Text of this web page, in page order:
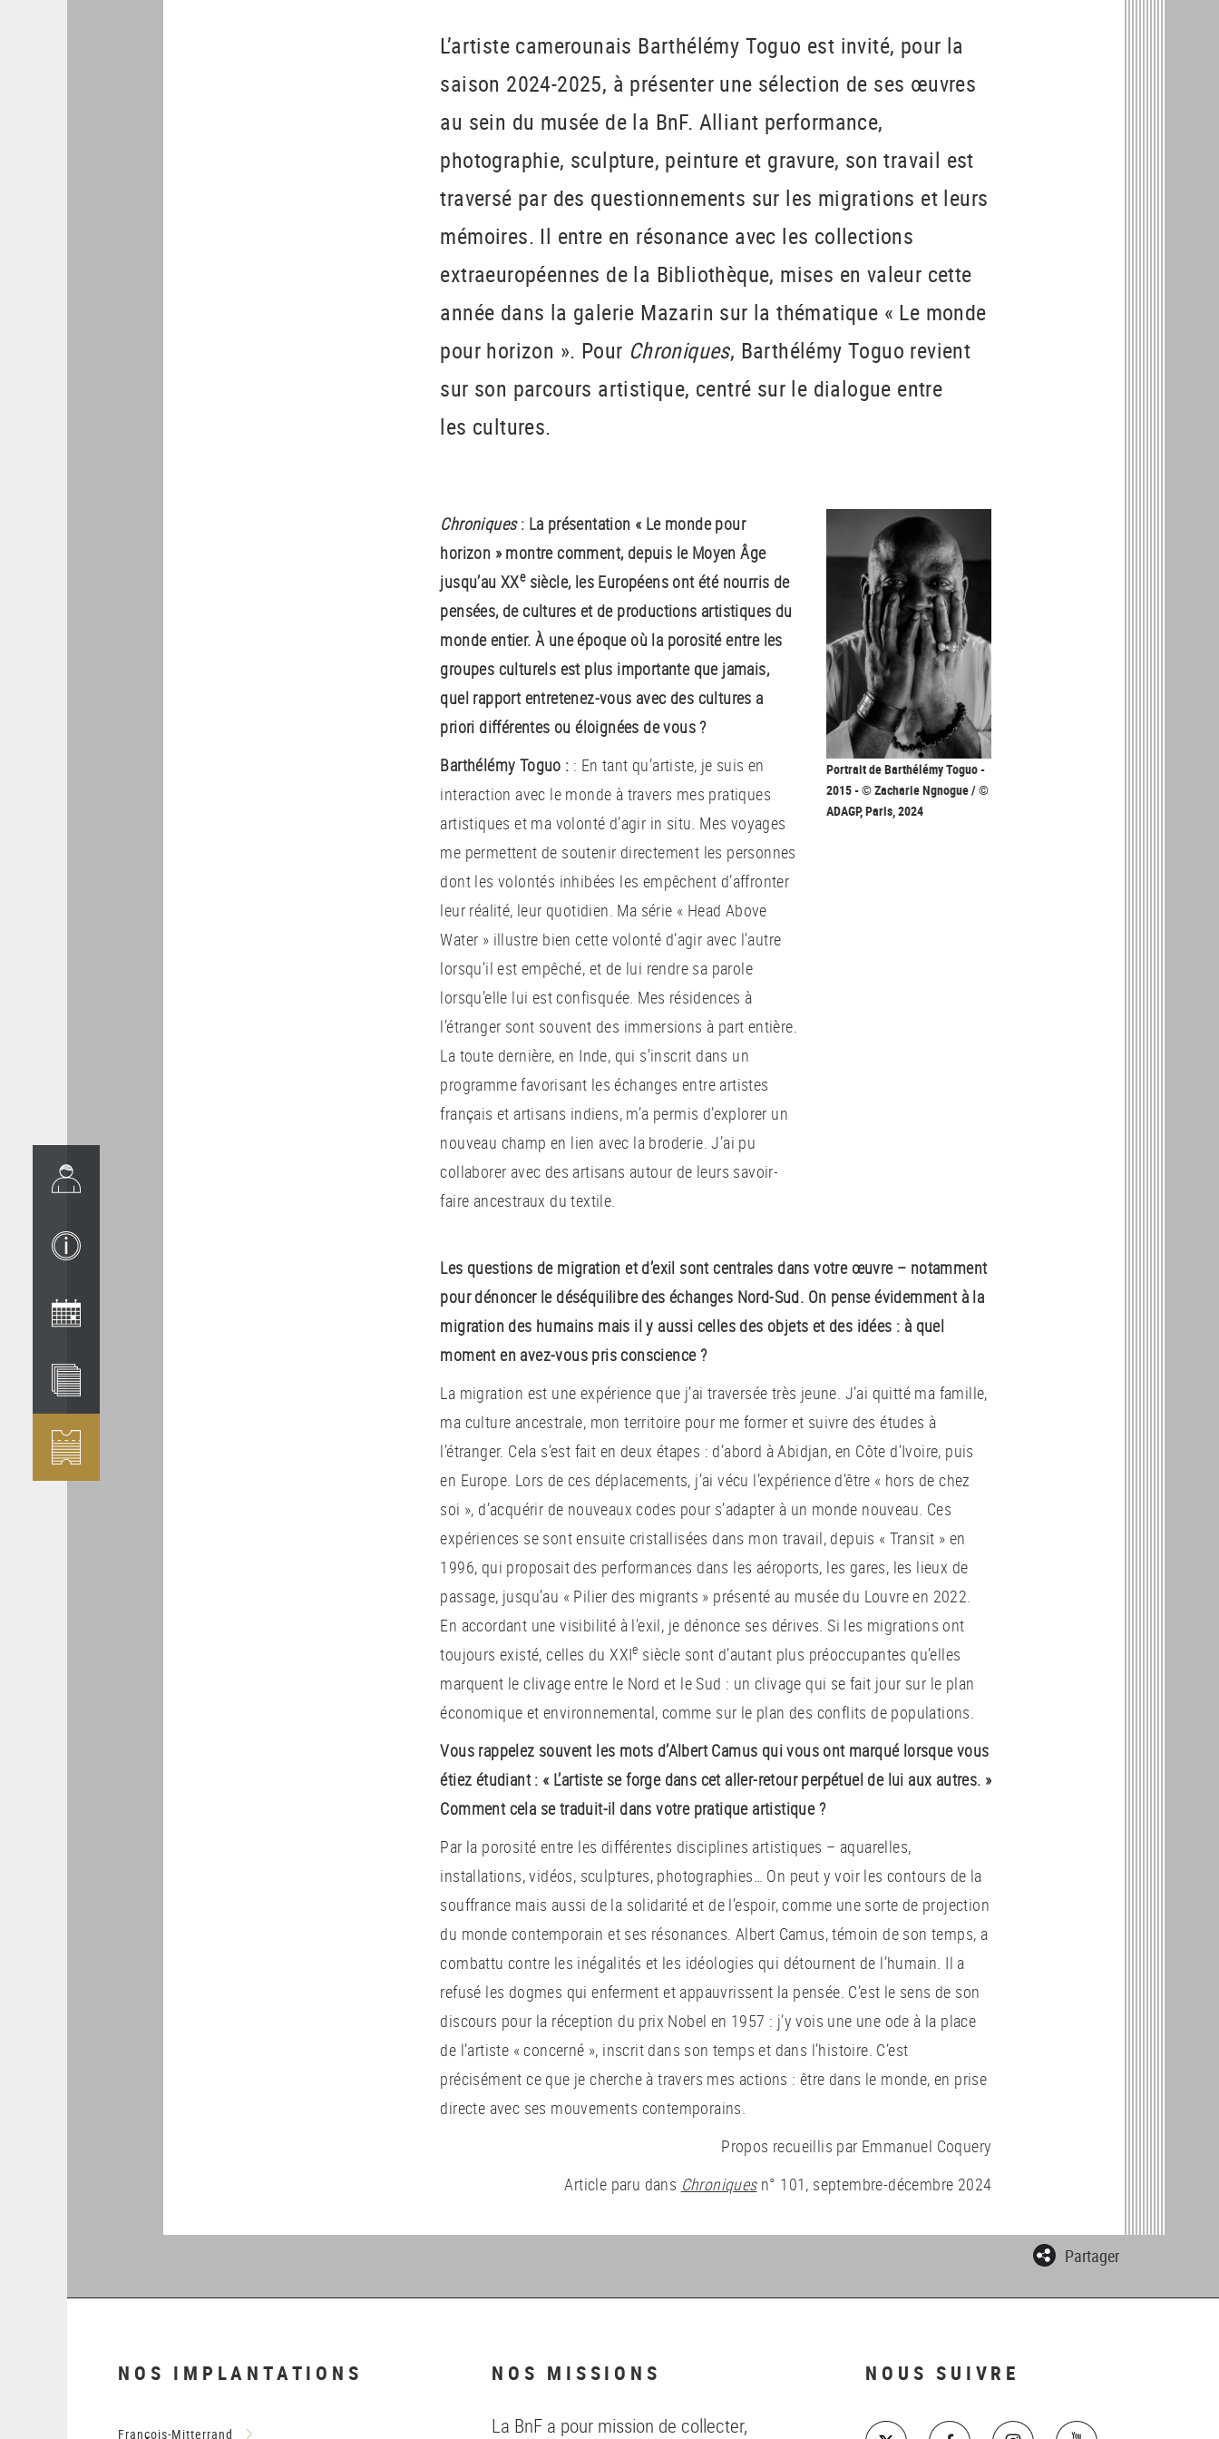
L’artiste camerounais Barthélémy Toguo est invité, pour la
saison 2024-2025, à présenter une sélection de ses œuvres
au sein du musée de la BnF. Alliant performance,
photographie, sculpture, peinture et gravure, son travail est
traversé par des questionnements sur les migrations et leurs
mémoires. Il entre en résonance avec les collections
extraeuropéennes de la Bibliothèque, mises en valeur cette
année dans la galerie Mazarin sur la thématique « Le monde
pour horizon ». Pour Chroniques, Barthélémy Toguo revient
sur son parcours artistique, centré sur le dialogue entre
les cultures.
Chroniques: La présentation « Le monde pour
horizon » montre comment, depuis le Moyen Âge
jusqu’au XXesiècle, les Européens ont été nourris de
pensées, de cultures et de productions artistiques du
monde entier. À une époque où la porosité entre les
groupes culturels est plus importante que jamais,
quel rapport entretenez-vous avec des cultures a
priori différentes ou éloignées de vous ?
Barthélémy Toguo : : En tant qu’artiste, je suis en
interaction avec le monde à travers mes pratiques
artistiques et ma volonté d’agir in situ. Mes voyages
me permettent de soutenir directement les personnes
dont les volontés inhibées les empêchent d’affronter
leur réalité, leur quotidien. Ma série « Head Above
Water » illustre bien cette volonté d’agir avec l’autre
lorsqu’il est empêché, et de lui rendre sa parole
lorsqu’elle lui est confisquée. Mes résidences à
l’étranger sont souvent des immersions à part entière.
La toute dernière, en Inde, qui s’inscrit dans un
programme favorisant les échanges entre artistes
français et artisans indiens, m’a permis d’explorer un
nouveau champ en lien avec la broderie. J’ai pu
collaborer avec des artisans autour de leurs savoir-
faire ancestraux du textile.
Portrait de Barthélémy Toguo -
2015 - © Zacharie Ngnogue / ©
ADAGP, Paris, 2024
Les questions de migration et d’exil sont centrales dans votre œuvre – notamment
pour dénoncer le déséquilibre des échanges Nord-Sud. On pense évidemment à la
migration des humains mais il y aussi celles des objets et des idées : à quel
moment en avez-vous pris conscience ?
La migration est une expérience que j’ai traversée très jeune. J’ai quitté ma famille,
ma culture ancestrale, mon territoire pour me former et suivre des études à
l’étranger. Cela s’est fait en deux étapes : d’abord à Abidjan, en Côte d’Ivoire, puis
en Europe. Lors de ces déplacements, j’ai vécu l’expérience d’être « hors de chez
soi », d’acquérir de nouveaux codes pour s’adapter à un monde nouveau. Ces
expériences se sont ensuite cristallisées dans mon travail, depuis « Transit » en
1996, qui proposait des performances dans les aéroports, les gares, les lieux de
passage, jusqu’au « Pilier des migrants » présenté au musée du Louvre en 2022.
En accordant une visibilité à l’exil, je dénonce ses dérives. Si les migrations ont
toujours existé, celles du XXIe siècle sont d’autant plus préoccupantes qu’elles
marquent le clivage entre le Nord et le Sud : un clivage qui se fait jour sur le plan
économique et environnemental, comme sur le plan des conflits de populations.
Vous rappelez souvent les mots d’Albert Camus qui vous ont marqué lorsque vous
étiez étudiant : « L’artiste se forge dans cet aller-retour perpétuel de lui aux autres. »
Comment cela se traduit-il dans votre pratique artistique ?
Par la porosité entre les différentes disciplines artistiques – aquarelles,
installations, vidéos, sculptures, photographies… On peut y voir les contours de la
souffrance mais aussi de la solidarité et de l’espoir, comme une sorte de projection
du monde contemporain et ses résonances. Albert Camus, témoin de son temps, a
combattu contre les inégalités et les idéologies qui détournent de l’humain. Il a
refusé les dogmes qui enferment et appauvrissent la pensée. C’est le sens de son
discours pour la réception du prix Nobel en 1957 : j’y vois une une ode à la place
de l’artiste « concerné », inscrit dans son temps et dans l’histoire. C’est
précisément ce que je cherche à travers mes actions : être dans le monde, en prise
directe avec ses mouvements contemporains.
Propos recueillis par Emmanuel Coquery
Article paru dans Chroniquesn° 101, septembre-décembre 2024
Partager
NOS IMPLANTATIONS
François-Mitterrand
NOS MISSIONS
La BnF a pour mission de collecter,
NOUS SUIVRE